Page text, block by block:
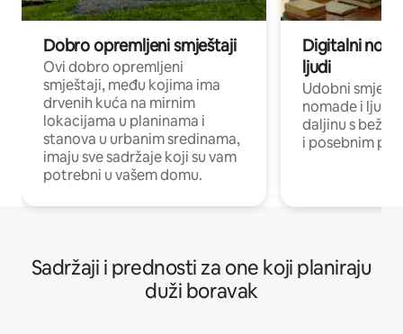
Dobro opremljeni smještaji
Ovi dobro opremljeni
smještaji, među kojima ima
drvenih kuća na mirnim
lokacijama u planinama i
stanova u urbanim sredinama,
imaju sve sadržaje koji su vam
potrebni u vašem domu.
Digitalni
ljudi
Udobni
nomade i ljude
daljinu s
i posebnim
Sadržaji i prednosti za one koji planiraju
duži boravak